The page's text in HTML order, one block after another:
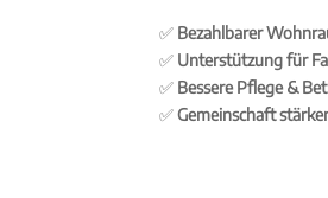
✅ Bezahlbarer
✅ Unterstützung für
✅ Bessere Pflege &
✅Gemeinschaft